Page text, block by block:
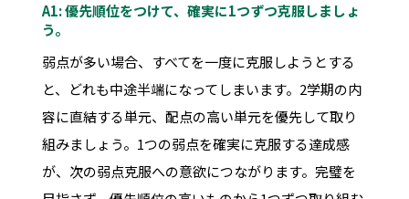
A1: 優先順位をつけて、確実に1つずつ克服しましょ
う。
弱点が多い場合、すべてを一度に克服しようとする
と、どれも中途半端になってしまいます。2学期の内
容に直結する単元、配点の高い単元を優先して取り
組みましょう。1つの弱点を確実に克服する達成感
が、次の弱点克服への意欲につながります。完璧を